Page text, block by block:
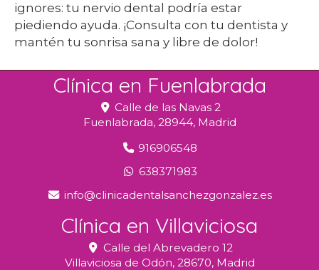
ignores: tu nervio dental podría estar
piediendo ayuda. ¡Consulta con tu dentista y
mantén tu sonrisa sana y libre de dolor!
Clínica en Fuenlabrada
Calle de las Navas 2
Fuenlabrada, 28944, Madrid
916906548
638371983
info
clinicadentalsanchezgonzalez.es
Clínica en Villaviciosa
Calle del Abrevadero 12
Villaviciosa de Odón, 28670, Madrid